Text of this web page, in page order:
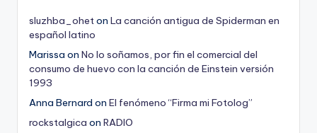
sluzhba_oheton La canción antigua de Spiderman en
español latino
Marissa on No lo soñamos, por fin el comercial del
consumo de huevo con la canción de Einstein versión
1993
Anna Bernard on El fenómeno “Firma mi Fotolog”
rockstalgica on RADIO